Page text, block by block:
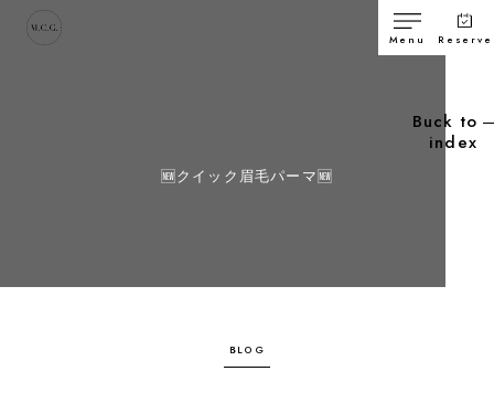
Menu Reserve
Buck to
index
🆕クイック眉毛パーマ🆕
BLOG